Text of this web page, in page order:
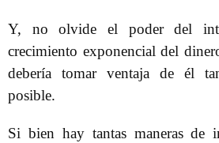
Y, no olvide el poder del
crecimiento exponencial del
debería tomar ventaja de él
posible.
Si bien hay tantas maneras de